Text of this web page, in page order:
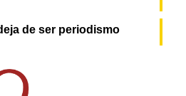
de ser periodismo